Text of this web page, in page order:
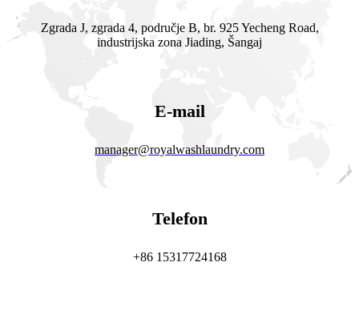
Zgrada J, zgrada 4, područje B, br. 925 Yecheng Road,
industrijska zona Jiading, Šangaj
E-mail
manager@royalwashlaundry.com
Telefon
+86 15317724168